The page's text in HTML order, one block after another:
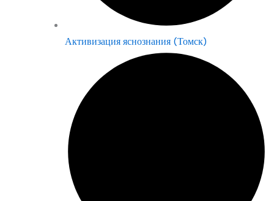
Активизация яснознания (Томск)